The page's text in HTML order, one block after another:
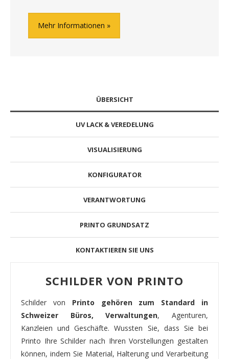
Mehr Informationen
ÜBERSICHT
UV LACK & VEREDELUNG
VISUALISIERUNG
KONFIGURATOR
VERANTWORTUNG
PRINTO GRUNDSATZ
KONTAKTIEREN SIE UNS
SCHILDER VON PRINTO
Schilder von Printo gehören zum Standard in
Schweizer Büros, Verwaltungen, Agenturen,
Kanzleien und Geschäfte. Wussten Sie, dass Sie bei
Printo Ihre Schilder nach Ihren Vorstellungen gestalten
können, indem Sie Material, Halterung und Verarbeitung